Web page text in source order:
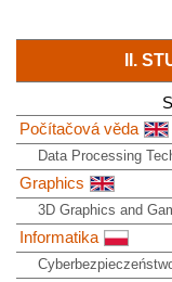
II.
Počítačová věda
Data Processing
Graphics
3D Graphics and
Informatika